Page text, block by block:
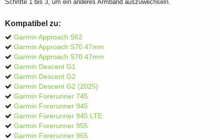
Schritte 1 bis 3, um ein anderes Armband auszuwechseln.
Kompatibel zu:
Garmin Approach S62
Garmin Approach S70 47mm
Garmin Approach S70 47mm
Garmin Descent G1
Garmin Descent G2
Garmin Descent G2 (2025)
Garmin Forerunner 745
Garmin Forerunner 945
Garmin Forerunner 945 LTE
Garmin Forerunner 955
Garmin Forerunner 965